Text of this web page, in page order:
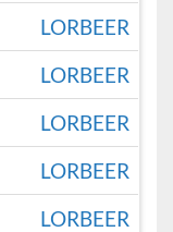
LORBEER
LORBEER
LORBEER
LORBEER
LORBEER